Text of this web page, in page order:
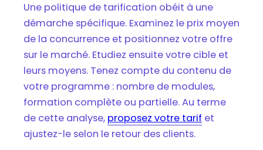
Une politique de tarification obéit à une
démarche spécifique. Examinez le prix moyen
de la concurrence et positionnez votre offre
sur le marché. Etudiez ensuite votre cible et
leurs moyens. Tenez compte du contenu de
votre programme : nombre de modules,
formation complète ou partielle. Au terme
de cette analyse, proposez votre tarif et
ajustez-le selon le retour des clients.